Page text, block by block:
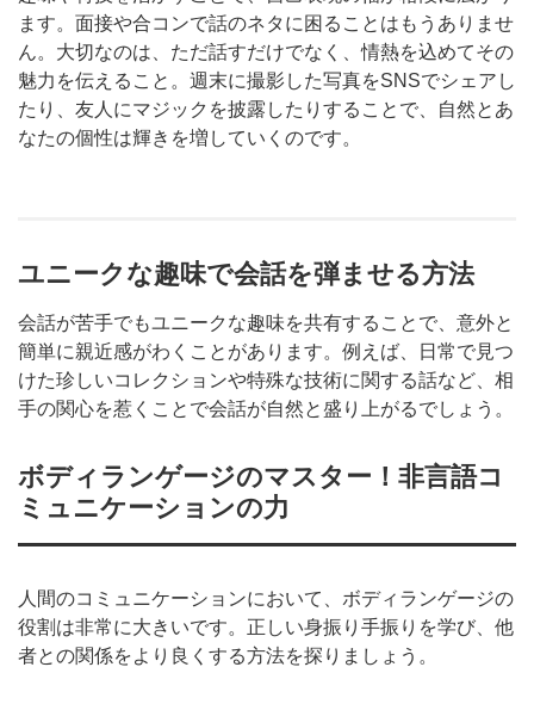
ます。面接や合コンで話のネタに困ることはもうありませ
ん。大切なのは、ただ話すだけでなく、情熱を込めてその
魅力を伝えること。週末に撮影した写真をSNSでシェアし
たり、友人にマジックを披露したりすることで、自然とあ
なたの個性は輝きを増していくのです。
ユニークな趣味で会話を弾ませる方法
会話が苦手でもユニークな趣味を共有することで、意外と
簡単に親近感がわくことがあります。例えば、日常で見つ
けた珍しいコレクションや特殊な技術に関する話など、相
手の関心を惹くことで会話が自然と盛り上がるでしょう。
ボディランゲージのマスター！非言語コ
ミュニケーションの力
人間のコミュニケーションにおいて、ボディランゲージの
役割は非常に大きいです。正しい身振り手振りを学び、他
者との関係をより良くする方法を探りましょう。